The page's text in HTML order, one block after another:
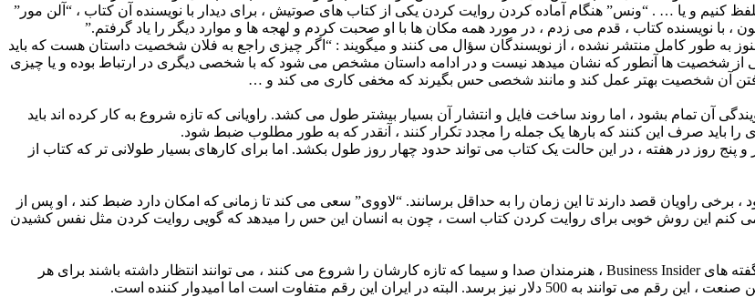
کنیم و یا … . “ونس” هنگام آماده کردن روایت کردن یکی از کتاب های صوتیش ، برای دیدار با نویسنده آن کتاب ، “آلن مور”
، با نویسنده کتاب ، قدم می زدم ، در مورد همه مکان ها با او صحبت کردم و لهجه ها و موارد دیگر را یاد گرفتم.”
به طور کامل منتشر نشده ، از نویسندگان سؤال می کنند و میگویند : “اگر چیزی راجع به فلان شخصیت داستان هست که باید
یکی از شخصیت ها آنطور که نشان میدهد نیست و در ادامه داستان مشخص می شود که با شخصی دیگری در ارتباط بوده و یا چیزی
آن شخصیت بهتر عمل کند و مانند شخصی حس بگیرند که مخفی کاری می کند و …
طول می کشد که کار گویندگی آن تمام بشود ، اما روند ساخت فایل و انتشار آن بسیار بیشتر طول می کشد. راویانی که تازه شروع به کار کرده اند باید
را باید صرف این کنند که بارها یک جمله را مجدد تکرار کنند ، آنقدر که به طور مطلوب ضبط شود.
روز در هفته ، در این حالت یک کتاب می تواند حدود چهار روز طول بکشد. اما برای کارهای بسیار طولانی تر که کتاب از
برخی راویان قصد دارند تا این زمان را به حداقل برسانند. “لاووی” سعی می کند تا زمانی که امکان دارد ضبط کند ، او پس از
می کنم این روش خوبی برای روایت کردن کتاب است ، چون به انسان این حس را میدهد که گویی روایت کردن مثل نفس کشیدن
حتی برای تازه واردان ، روایت کتابهای صوتی یک کار سودآور است. طبق گفته های Business Insider ، هنرمندان صدا و سیما که تازه کارشان را شروع می کنند ، می توانند انتظار داشته باشند برای هر